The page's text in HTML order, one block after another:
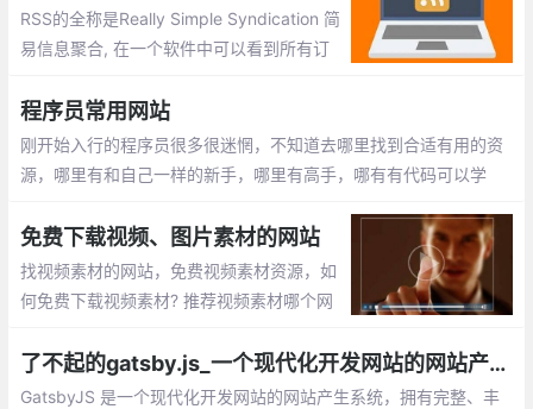
RSS的全称是Really Simple Syndication 简
易信息聚合, 在一个软件中可以看到所有订
D网站信息, 需要一个个上去看看有没有更
新, 这样无疑很费时。
程序员常用网站
刚开始入行的程序员很多很迷惘，不知道去哪里找到合适有用的资
源，哪里有和自己一样的新手，哪里有高手，哪有有代码可以学
免费下载视频、图片素材的网站
找视频素材的网站，免费视频素材资源，如
何免费下载视频素材? 推荐视频素材哪个网
otage crate、monzoom、Wedistill、Maz
wai
了不起的gatsby.js_一个现代化开发网站的网站产生系统
GatsbyJS 是一个现代化开发网站的网站产生系统，拥有完整、丰